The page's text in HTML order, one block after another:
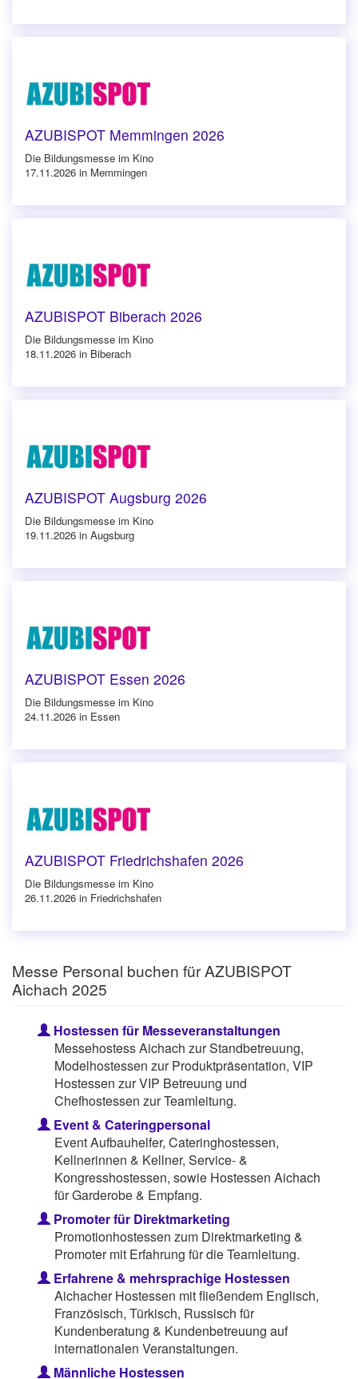
AZUBISPOT Memmingen 2026
Die Bildungsmesse im Kino
17.11.2026 in Memmingen
AZUBISPOT Biberach 2026
Die Bildungsmesse im Kino
18.11.2026 in Biberach
AZUBISPOT Augsburg 2026
Die Bildungsmesse im Kino
19.11.2026 in Augsburg
AZUBISPOT Essen 2026
Die Bildungsmesse im Kino
24.11.2026 in Essen
AZUBISPOT Friedrichshafen 2026
Die Bildungsmesse im Kino
26.11.2026 in Friedrichshafen
Messe Personal buchen für AZUBISPOT
Aichach 2025
Hostessen für Messeveranstaltungen
Messehostess Aichach zur Standbetreuung,
Modelhostessen zur Produktpräsentation, VIP
Hostessen zur VIP Betreuung und
Chefhostessen zur Teamleitung.
Event & Cateringpersonal
Event Aufbauhelfer, Cateringhostessen,
Kellnerinnen & Kellner, Service- &
Kongresshostessen, sowie Hostessen Aichach
für Garderobe & Empfang.
Promoter für Direktmarketing
Promotionhostessen zum Direktmarketing &
Promoter mit Erfahrung für die Teamleitung.
Erfahrene & mehrsprachige Hostessen
Aichacher Hostessen mit fließendem Englisch,
Französisch, Türkisch, Russisch für
Kundenberatung & Kundenbetreuung auf
internationalen Veranstaltungen.
Männliche Hostessen